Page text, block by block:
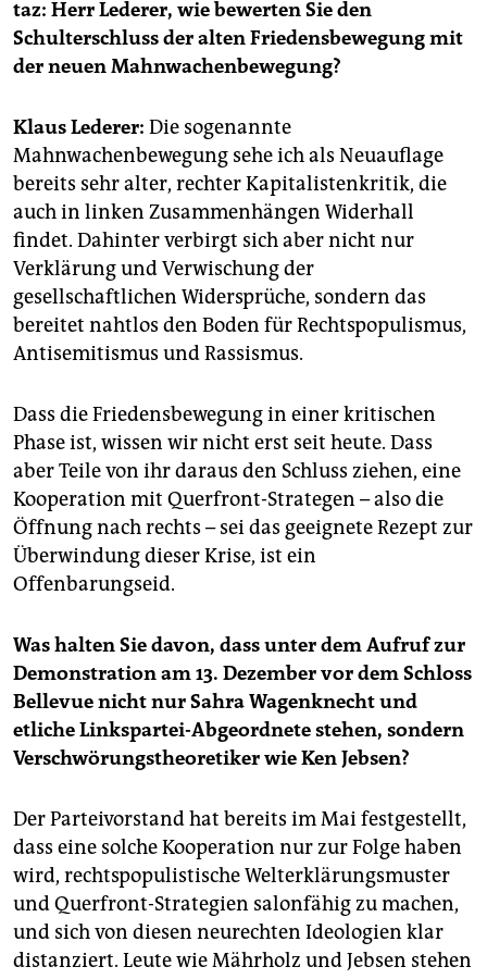
abo
genossenschaft
taz: Herr Lederer, wie bewerten Sie den
Schulterschluss der alten Friedensbewegung mit
der neuen Mahnwachenbewegung?
Klaus Lederer: Die sogenannte
Mahnwachenbewegung sehe ich als Neuauflage
bereits sehr alter, rechter Kapitalistenkritik, die
auch in linken Zusammenhängen Widerhall
findet. Dahinter verbirgt sich aber nicht nur
Verklärung und Verwischung der
gesellschaftlichen Widersprüche, sondern das
bereitet nahtlos den Boden für Rechtspopulismus,
Antisemitismus und Rassismus.
Dass die Friedensbewegung in einer kritischen
Phase ist, wissen wir nicht erst seit heute. Dass
aber Teile von ihr daraus den Schluss ziehen, eine
Kooperation mit Querfront-Strategen – also die
Öffnung nach rechts – sei das geeignete Rezept zur
Überwindung dieser Krise, ist ein
Offenbarungseid.
Was halten Sie davon, dass unter dem Aufruf zur
Demonstration am 13. Dezember vor dem Schloss
Bellevue nicht nur Sahra Wagenknecht und
etliche Linkspartei-Abgeordnete stehen, sondern
Verschwörungstheoretiker wie Ken Jebsen?
Der Parteivorstand hat bereits im Mai festgestellt,
dass eine solche Kooperation nur zur Folge haben
wird, rechtspopulistische Welterklärungsmuster
und Querfront-Strategien salonfähig zu machen,
und sich von diesen neurechten Ideologien klar
distanziert. Leute wie Mährholz und Jebsen stehen